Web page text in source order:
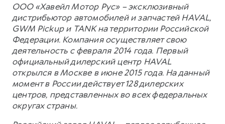
ООО «Хавейл Мотор Рус» – эксклюзивный
дистрибьютор автомобилей и запчастей HAVAL,
GWM Pickup и TANK на территории Российской
Федерации. Компания осуществляет свою
деятельность с февраля 2014 года. Первый
официальный дилерский центр HAVAL
открылся в Москве в июне 2015 года. На данный
момент в России действует 128 дилерских
центров, представленных во всех федеральных
округах страны.